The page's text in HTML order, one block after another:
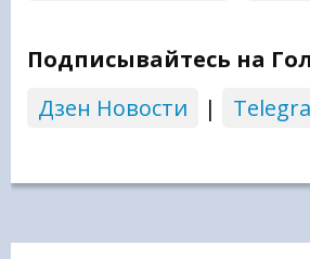
Подписывайтесь на
Дзен Новости
|